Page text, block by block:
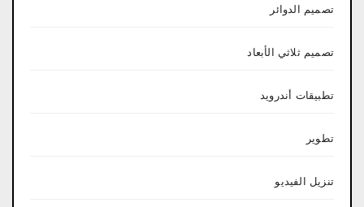
تصميم الدوائر
تصميم ثلاثي الأبعاد
تطبيقات أندرويد
تطوير
تنزيل الفيديو